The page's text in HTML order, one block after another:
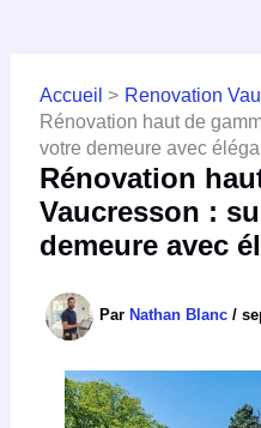
Accueil
Renovation
Rénovation haut de
votre demeure avec
Rénovation
Vaucresson :
demeure avec
Par Nathan Blanc /